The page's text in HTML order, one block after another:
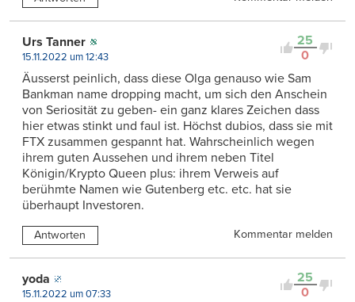
25
0
Urs Tanner
15.11.2022 um 12:43
Äusserst peinlich, dass diese Olga genauso wie Sam
Bankman name dropping macht, um sich den Anschein
von Seriosität zu geben- ein ganz klares Zeichen dass
hier etwas stinkt und faul ist. Höchst dubios, dass sie mit
FTX zusammen gespannt hat. Wahrscheinlich wegen
ihrem guten Aussehen und ihrem neben Titel
Königin/Krypto Queen plus: ihrem Verweis auf
berühmte Namen wie Gutenberg etc. etc. hat sie
überhaupt Investoren.
Antworten Kommentar melden
25
0
yoda
15.11.2022 um 07:33